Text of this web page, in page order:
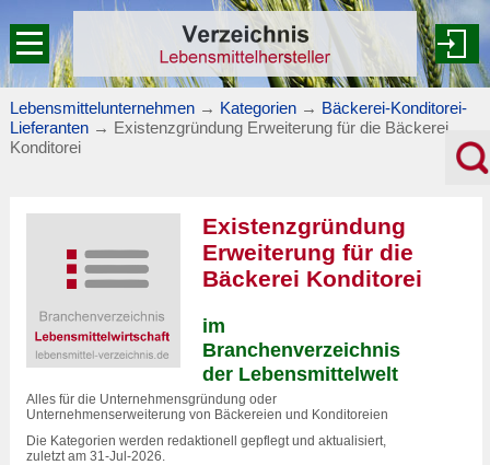
Lebensmittelunternehmen → Kategorien → Bäckerei-Konditorei-
Lieferanten → Existenzgründung Erweiterung für die Bäckerei
Konditorei
Existenzgründung
Erweiterung für die
Bäckerei Konditorei
im
Branchenverzeichnis
der Lebensmittelwelt
Alles für die Unternehmensgründung oder
Unternehmenserweiterung von Bäckereien und Konditoreien
Die Kategorien werden redaktionell gepflegt und aktualisiert,
zuletzt am 31-Jul-2026.